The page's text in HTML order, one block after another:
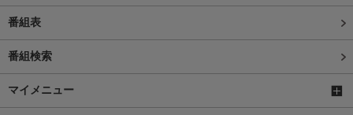
番組表
番組検索
マイメニュー